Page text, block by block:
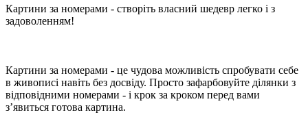
Картини за номерами - створіть власний шедевр легко і з
задоволенням!
Картини за номерами - це чудова можливість спробувати себе
в живописі навіть без досвіду. Просто зафарбовуйте ділянки з
відповідними номерами - і крок за кроком перед вами
з’явиться готова картина.